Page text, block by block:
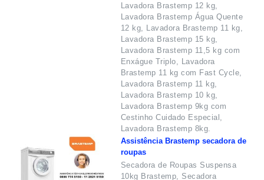
Lavadora Brastemp 12 kg,
Lavadora Brastemp Água Quente
12 kg, Lavadora Brastemp 11 kg,
Lavadora Brastemp 15 kg,
Lavadora Brastemp 11,5 kg com
Enxágue Triplo, Lavadora
Brastemp 11 kg com Fast Cycle,
Lavadora Brastemp 11 kg,
Lavadora Brastemp 10 kg,
Lavadora Brastemp 9kg com
Cestinho Cuidado Especial,
Lavadora Brastemp 8kg.
Assistência Brastemp secadora de
roupas
Secadora de Roupas Suspensa
10kg Brastemp, Secadora